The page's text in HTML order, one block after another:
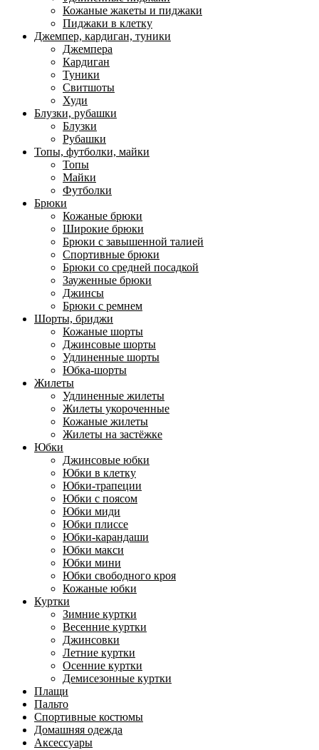
Кожаные жакеты и пиджаки
Пиджаки в клетку
Джемпер, кардиган, туники
Джемпера
Кардиган
Туники
Свитшоты
Худи
Блузки, рубашки
Блузки
Рубашки
Топы, футболки, майки
Топы
Майки
Футболки
Брюки
Кожаные брюки
Широкие брюки
Брюки с завышенной талией
Спортивные брюки
Брюки со средней посадкой
Зауженные брюки
Джинсы
Брюки с ремнем
Шорты, бриджи
Кожаные шорты
Джинсовые шорты
Удлиненные шорты
Юбка-шорты
Жилеты
Удлиненные жилеты
Жилеты укороченные
Кожаные жилеты
Жилеты на застёжке
Юбки
Джинсовые юбки
Юбки в клетку
Юбки-трапеции
Юбки с поясом
Юбки миди
Юбки плиссе
Юбки-карандаши
Юбки макси
Юбки мини
Юбки свободного кроя
Кожаные юбки
Куртки
Зимние куртки
Весенние куртки
Джинсовки
Летние куртки
Осенние куртки
Демисезонные куртки
Плащи
Пальто
Спортивные костюмы
Домашняя одежда
Аксессуары